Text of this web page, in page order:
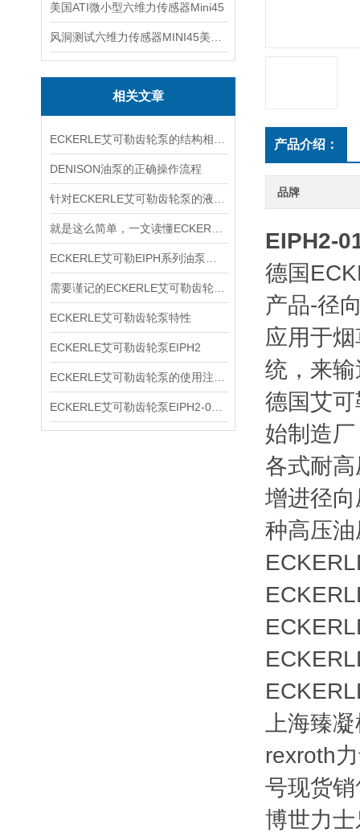
美国ATI微小型六维力传感器Mini45
相关文章
DENISON油泵的正确操作流程
ECKERLE艾可勒齿轮泵特性
ECKERLE艾可勒齿轮泵EIPH2
产品介绍：
品牌
EIPH2-
德国
产品-径
应用于
统，来
德国艾
始制造
各式耐
增进径
种高压
上海臻
rexroth
号现货
博世力